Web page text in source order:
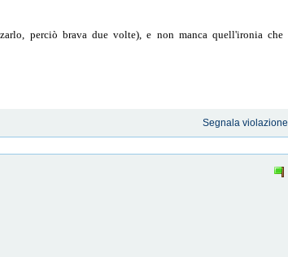
perciò brava due volte), e non manca quell'ironia che
Segnala violazione